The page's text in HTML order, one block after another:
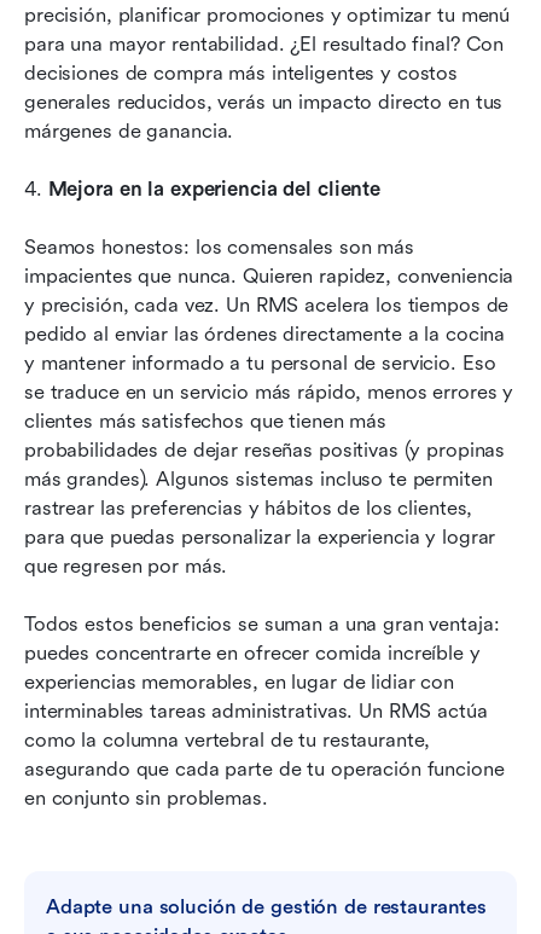
precisión, planificar promociones y optimizar tu menú
para una mayor rentabilidad. ¿El resultado final? Con
decisiones de compra más inteligentes y costos
generales reducidos, verás un impacto directo en tus
márgenes de ganancia.
4. Mejora en la experiencia del cliente
Seamos honestos: los comensales son más
impacientes que nunca. Quieren rapidez, conveniencia
y precisión, cada vez. Un RMS acelera los tiempos de
pedido al enviar las órdenes directamente a la cocina
y mantener informado a tu personal de servicio. Eso
se traduce en un servicio más rápido, menos errores y
clientes más satisfechos que tienen más
probabilidades de dejar reseñas positivas (y propinas
más grandes). Algunos sistemas incluso te permiten
rastrear las preferencias y hábitos de los clientes,
para que puedas personalizar la experiencia y lograr
que regresen por más.
Todos estos beneficios se suman a una gran ventaja:
puedes concentrarte en ofrecer comida increíble y
experiencias memorables, en lugar de lidiar con
interminables tareas administrativas. Un RMS actúa
como la columna vertebral de tu restaurante,
asegurando que cada parte de tu operación funcione
en conjunto sin problemas.
Adapte una solución de gestión de restaurantes